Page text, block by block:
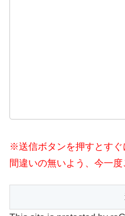
※送信ボタンを押すとすぐ
間違いの無いよう、今一度